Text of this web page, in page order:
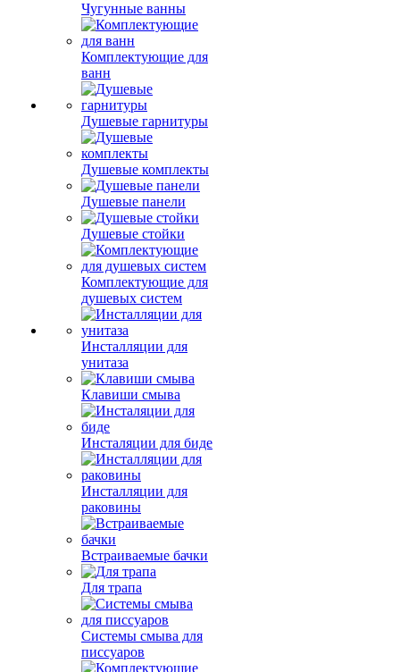
Чугунные ванны
Комплектующие для
ванн
Душевые гарнитуры
Душевые комплекты
Душевые панели
Душевые стойки
Комплектующие для
душевых систем
Инсталляции для
унитаза
Клавиши смыва
Инсталяции для биде
Инсталляции для
раковины
Встраиваемые бачки
Для трапа
Системы смыва для
писсуаров